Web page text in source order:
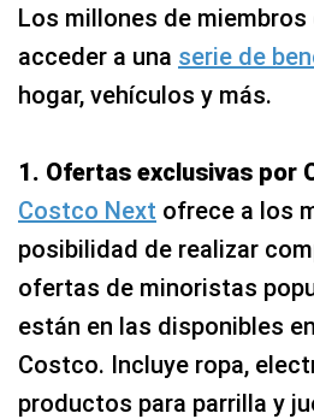
Los millones de
acceder a una serie de
hogar, vehículos y más.
1. Ofertas exclusivas por
Costco Next ofrece a los
posibilidad de realizar
ofertas de minoristas
están en las disponibles
Costco. Incluye ropa,
productos para parrilla y